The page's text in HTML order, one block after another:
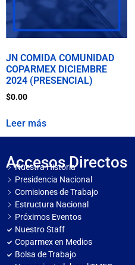
JN COMIDA COMUNIDAD
COPARMEX DICIEMBRE
2024 (PRESENCIAL)
$0.00
Leer más
Accesos Directos
Nuestra Historia
Presidencia Nacional
Comisiones de Trabajo
Estructura Nacional
Próximos Eventos
Nuestro Staff
Coparmex en Medios
Bolsa de Trabajo